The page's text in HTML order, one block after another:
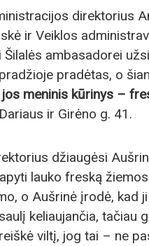
direktorius
ir Veiklos
ambasadorei
pradėtas, o
meninis kūrinys –
ir Girėno g. 41.
džiaugėsi
lauko freską
o Aušrinė įrodė, kad
keliaujančia, tačiau
viltį, jog tai – ne